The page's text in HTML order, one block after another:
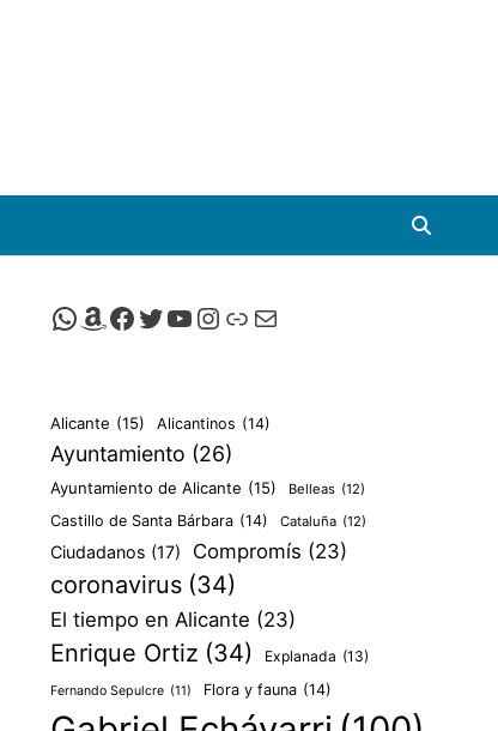
Canal de Whatsapp de Viscalacant
Comprar en Amazon
Facebook de Viscalacant
Twitter de Viscalacant
Canal de Youtube de Viscalacant
Instagram de Viscalacant
Viscalacant en Polkaverse
Correo electrónico
Alicante (15) Alicantinos (14)
Ayuntamiento (26)
Ayuntamiento de Alicante (15) Belleas (12)
Castillo de Santa Bárbara (14) Cataluña (12)
Ciudadanos (17) Compromís (23)
coronavirus (34)
El tiempo en Alicante (23)
Enrique Ortiz (34) Explanada (13)
Fernando Sepulcre (11) Flora y fauna (14)